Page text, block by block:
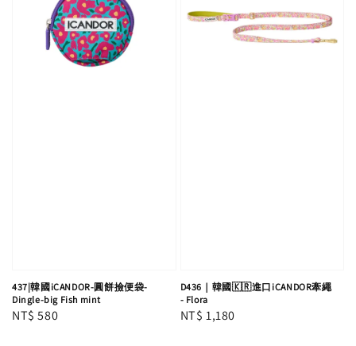
437|韓國iCANDOR-圓餅撿便袋-
Dingle-big Fish mint
Regular
NT$ 580
D436｜韓國🇰🇷進口iCANDOR牽繩
- Flora
Regular
NT$ 1,180